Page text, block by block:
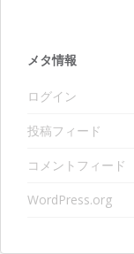
メタ情報
ログイン
投稿フィード
コメントフィード
WordPress.org